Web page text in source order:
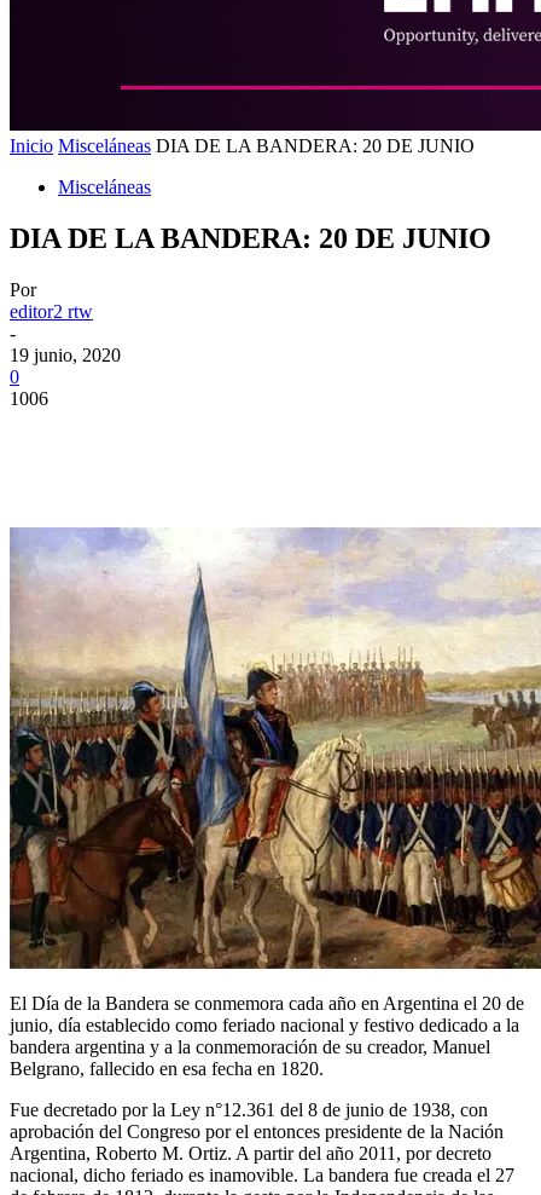
Inicio Misceláneas DIA DE LA BANDERA: 20 DE JUNIO
Misceláneas
DIA DE LA BANDERA: 20 DE JUNIO
Por
editor2 rtw
-
19 junio, 2020
0
1006
El Día de la Bandera se conmemora cada año en Argentina el 20 de
junio, día establecido como feriado nacional y festivo dedicado a la
bandera argentina y a la conmemoración de su creador, Manuel
Belgrano, fallecido en esa fecha en 1820.
Fue decretado por la Ley n°12.361 del 8 de junio de 1938, con
aprobación del Congreso por el entonces presidente de la Nación
Argentina, Roberto M. Ortiz. A partir del año 2011, por decreto
nacional, dicho feriado es inamovible. La bandera fue creada el 27